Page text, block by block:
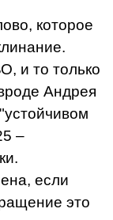
которое
и то только
Андрея
–
если
это